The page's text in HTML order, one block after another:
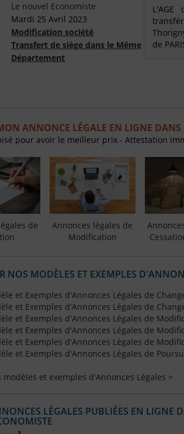
Le nouvel Economiste
Mardi 25 Avril 2023
Modification société
Transfert de siège dans le Même
Département
L'AGE
de
ANNONCE LÉGALE EN LIGNE
pour avoir le meilleur prix - Attestation
de
Annonces légales de
Modification
NOS MODÈLES ET EXEMPLES
et Exemples d'Annonces Légales de
et Exemples d'Annonces Légales de
et Exemples d'Annonces Légales de
et Exemples d'Annonces Légales de
et Exemples d'Annonces Légales de
et Exemples d'Annonces Légales de
modèles et exemples d'Annonces Légales >
LÉGALES PUBLIÉES EN LIGNE